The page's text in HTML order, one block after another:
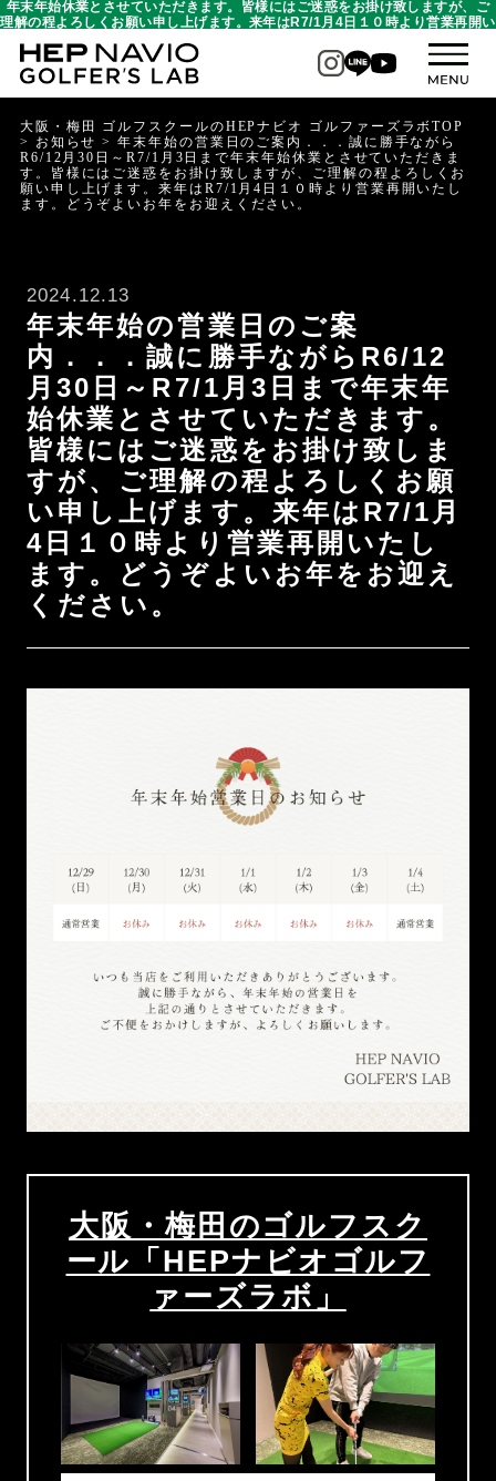
年末年始休業とさせていただきます。皆様にはご迷惑をお掛け致しますが、ご
理解の程よろしくお願い申し上げます。来年はR7/1月4日１０時より営業再開い
大阪・梅田 ゴルフスクールのHEPナビオ ゴルファーズラボTOP
> お知らせ >年末年始の営業日のご案内．．．誠に勝手ながら
R6/12月30日～R7/1月3日まで年末年始休業とさせていただきま
す。皆様にはご迷惑をお掛け致しますが、ご理解の程よろしくお
願い申し上げます。来年はR7/1月4日１０時より営業再開いたし
ます。どうぞよいお年をお迎えください。
2024.12.13
年末年始の営業日のご案
内．．．誠に勝手ながらR6/12
月30日～R7/1月3日まで年末年
始休業とさせていただきます。
皆様にはご迷惑をお掛け致しま
すが、ご理解の程よろしくお願
い申し上げます。来年はR7/1月
4日１０時より営業再開いたし
ます。どうぞよいお年をお迎え
ください。
大阪・梅田のゴルフスク
ール「HEPナビオゴルフ
ァーズラボ」